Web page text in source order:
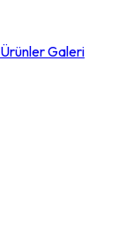
ÜrünlerGaleri